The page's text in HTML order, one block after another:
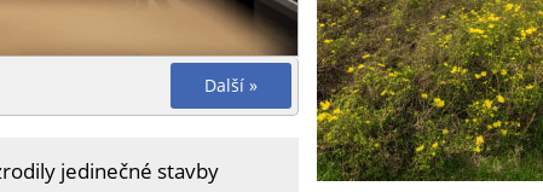
Další »
jedinečné stavby